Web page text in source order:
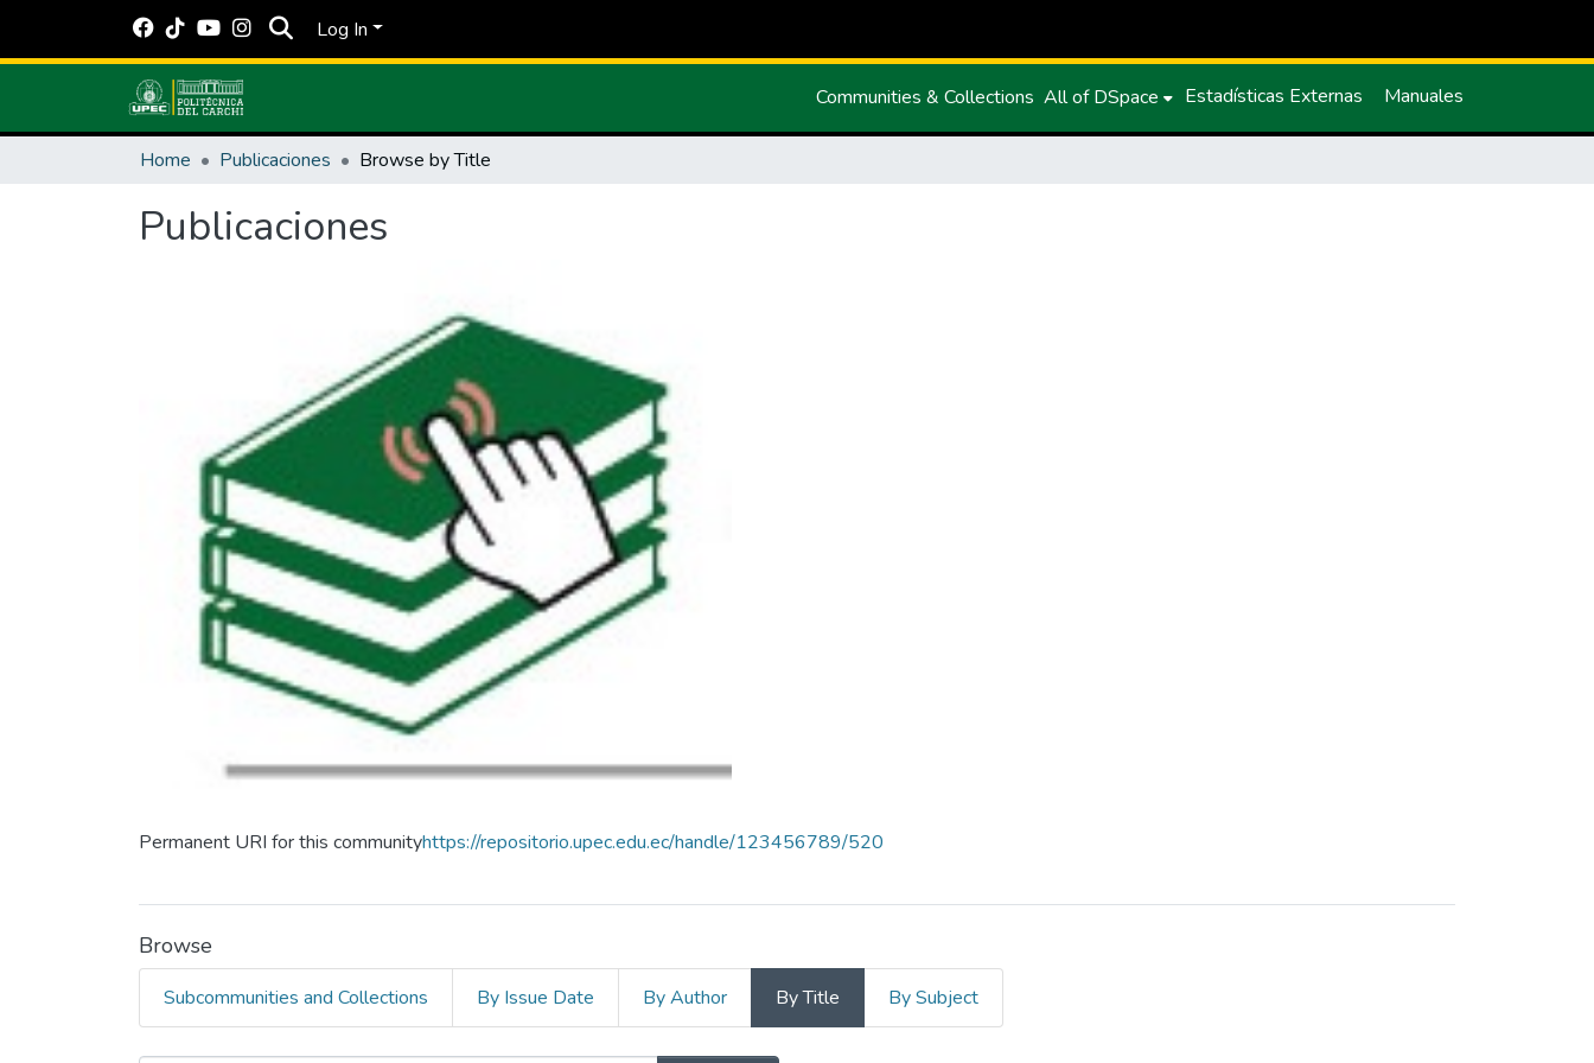
Log In
Communities & Collections All of DSpace Estadísticas Externas Manuales
Home Publicaciones Browse by Title
Publicaciones
Permanent URI for this communityhttps://repositorio.upec.edu.ec/handle/123456789/520
Browse
Subcommunities and Collections By Issue Date By Author By Title By Subject